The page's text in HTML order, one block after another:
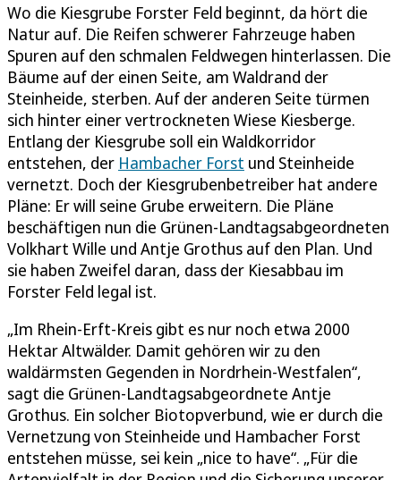
Wo die Kiesgrube Forster Feld beginnt, da hört die
Natur auf. Die Reifen schwerer Fahrzeuge haben
Spuren auf den schmalen Feldwegen hinterlassen. Die
Bäume auf der einen Seite, am Waldrand der
Steinheide, sterben. Auf der anderen Seite türmen
sich hinter einer vertrockneten Wiese Kiesberge.
Entlang der Kiesgrube soll ein Waldkorridor
entstehen, der Hambacher Forst und Steinheide
vernetzt. Doch der Kiesgrubenbetreiber hat andere
Pläne: Er will seine Grube erweitern. Die Pläne
beschäftigen nun die Grünen-Landtagsabgeordneten
Volkhart Wille und Antje Grothus auf den Plan. Und
sie haben Zweifel daran, dass der Kiesabbau im
Forster Feld legal ist.
„Im Rhein-Erft-Kreis gibt es nur noch etwa 2000
Hektar Altwälder. Damit gehören wir zu den
waldärmsten Gegenden in Nordrhein-Westfalen“,
sagt die Grünen-Landtagsabgeordnete Antje
Grothus. Ein solcher Biotopverbund, wie er durch die
Vernetzung von Steinheide und Hambacher Forst
entstehen müsse, sei kein „nice to have“. „Für die